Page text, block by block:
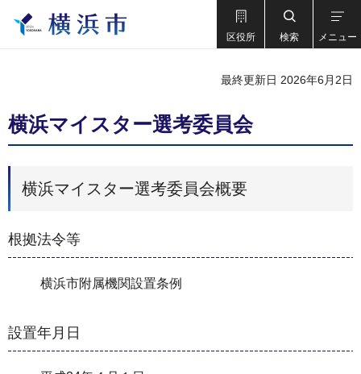
区役所 検索 メニュー
最終更新日 2026年6月2日
横浜マイスター選考委員会
横浜マイスター選考委員会概要
根拠法令等
横浜市附属機関設置条例
設置年月日